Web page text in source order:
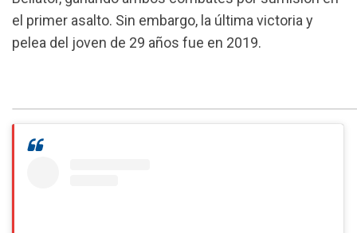
el primer asalto. Sin embargo, la última victoria y
pelea del joven de 29 años fue en 2019.